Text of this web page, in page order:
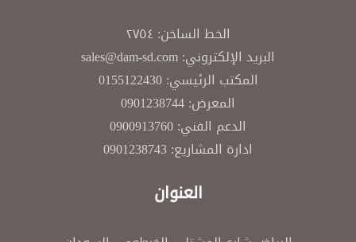
الخط الساخن: ٢٧٥٤
البريد الإلكتروني: sales@dam-sd.com
المكتب الرئيسي: 0155122430
المعرض: 0901238744
الدعم الفني: 0900913760
ادارة المشاريع: 0901238743
العنوان